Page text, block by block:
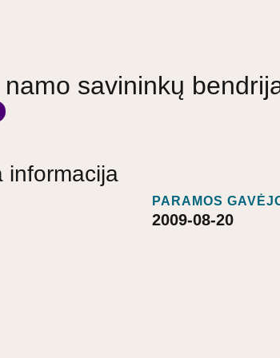
savininkų
informacija
PARAMOS
2009-08-20